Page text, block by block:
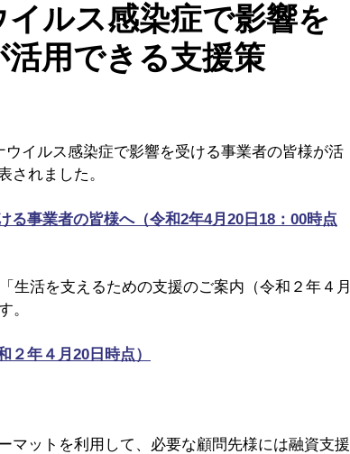
イルス感染症で影響を
用できる支援策
イルス感染症で影響を受ける事業者の皆様が活
されました。
る事業者の皆様へ（令和2年4月20日18：00時点
生活を支えるための支援のご案内（令和２年４月
。
年４月20日時点）
マットを利用して、必要な顧問先様には融資支援